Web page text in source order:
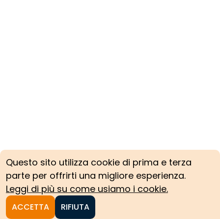
Questo sito utilizza cookie di prima e terza
parte per offrirti una migliore esperienza.
Leggi di più su come usiamo i cookie.
ACCETTA RIFIUTA